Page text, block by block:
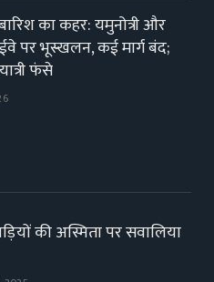
का कहर: यमुनोत्री और
पर भूस्खलन, कई मार्ग बंद;
फंसे
की अस्मिता पर सवालिया